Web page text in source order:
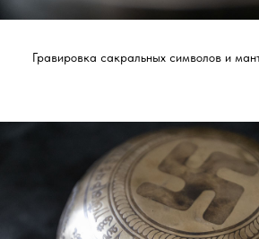
Гравировка сакральных символов и